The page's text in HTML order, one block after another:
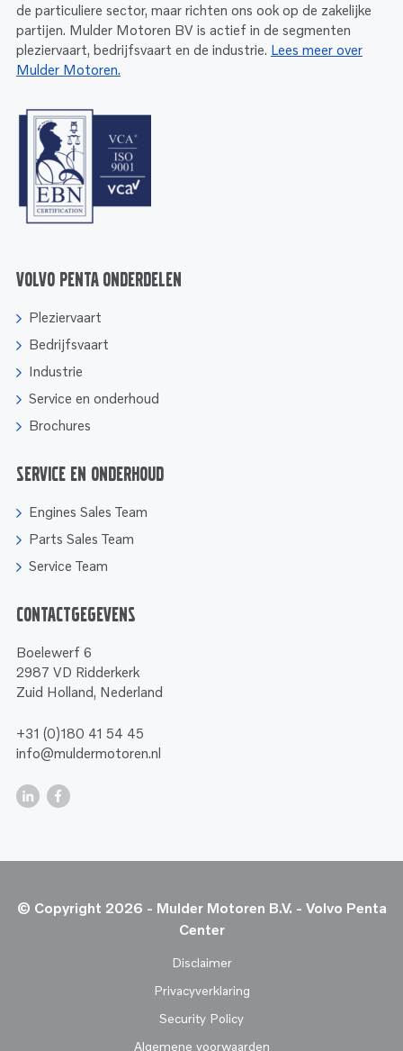
de particuliere sector, maar richten ons ook op de zakelijke
partijen. Mulder Motoren BV is actief in de segmenten
pleziervaart, bedrijfsvaart en de industrie. Lees meer over
Mulder Motoren.
Volvo Penta onderdelen
Pleziervaart
Bedrijfsvaart
Industrie
Service en onderhoud
Brochures
Service en onderhoud
Engines Sales Team
Parts Sales Team
Service Team
Contactgegevens
Boelewerf 6
2987 VD Ridderkerk
Zuid Holland, Nederland
+31 (0)180 41 54 45
info@muldermotoren.nl
© Copyright 2026 - Mulder Motoren B.V. - Volvo Penta
Center
Disclaimer
Privacyverklaring
Security Policy
Algemene voorwaarden